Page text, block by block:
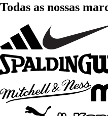
Todas as nossas